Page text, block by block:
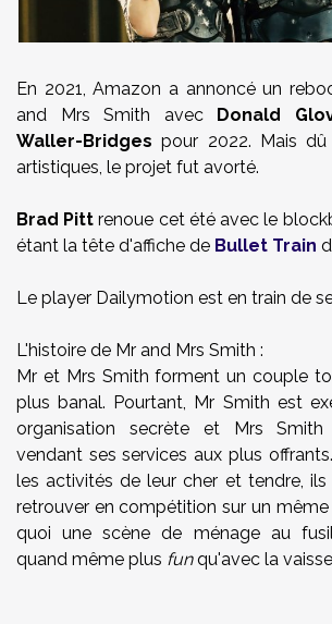
En 2021, Amazon a annoncé un
and Mrs Smith avec
Donald
Waller-Bridges pour 2022. Mais
artistiques, le projet fut avorté.
Brad Pitt renoue cet été avec le
étant la tête d'affiche de Bullet Train
Le player Dailymotion est en train de
L'histoire de Mr and Mrs Smith :
Mr et Mrs Smith forment un couple
plus banal. Pourtant, Mr Smith est
organisation secrète et Mrs
vendant ses services aux plus
les activités de leur cher et tendre,
retrouver en compétition sur un même
quoi une scène de ménage au
quand même plus funqu'avec la